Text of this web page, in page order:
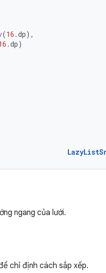
(16.dp),
dp)
ngang của lưới.
chỉ định cách sắp xếp.